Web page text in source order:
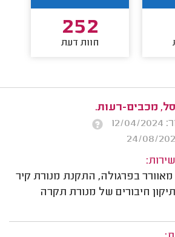
252
חוות דעת
מכבים-רעות.
בפרגולה, התקנת מנורת קיר
חיבורים של מנורת תקרה